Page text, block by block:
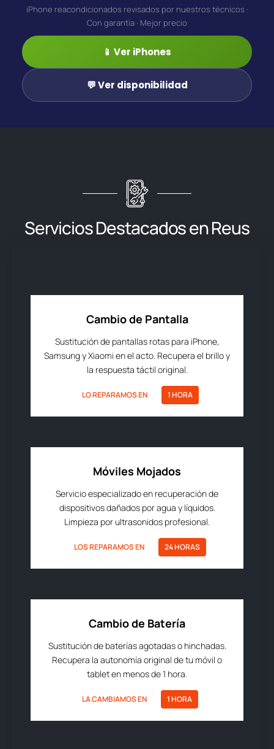
iPhone reacondicionados revisados por nuestros técnicos ·
Con garantía · Mejor precio
📱 Ver iPhones
💬 Ver disponibilidad
Servicios Destacados en Reus
Cambio de Pantalla
Sustitución de pantallas rotas para iPhone,
Samsung y Xiaomi en el acto. Recupera el brillo y
la respuesta táctil original.
LO REPARAMOS EN 1 HORA
Móviles Mojados
Servicio especializado en recuperación de
dispositivos dañados por agua y líquidos.
Limpieza por ultrasonidos profesional.
LOS REPARAMOS EN 24 HORAS
Cambio de Batería
Sustitución de baterías agotadas o hinchadas.
Recupera la autonomía original de tu móvil o
tablet en menos de 1 hora.
LA CAMBIAMOS EN 1 HORA